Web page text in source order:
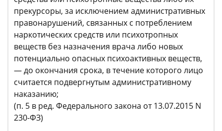
прекурсоры, за исключением административных
правонарушений, связанных с потреблением
наркотических средств или психотропных
веществ без назначения врача либо новых
потенциально опасных психоактивных веществ,
— до окончания срока, в течение которого лицо
считается подвергнутым административному
наказанию;
(п. 5 в ред. Федерального закона от 13.07.2015 N
230-ФЗ)